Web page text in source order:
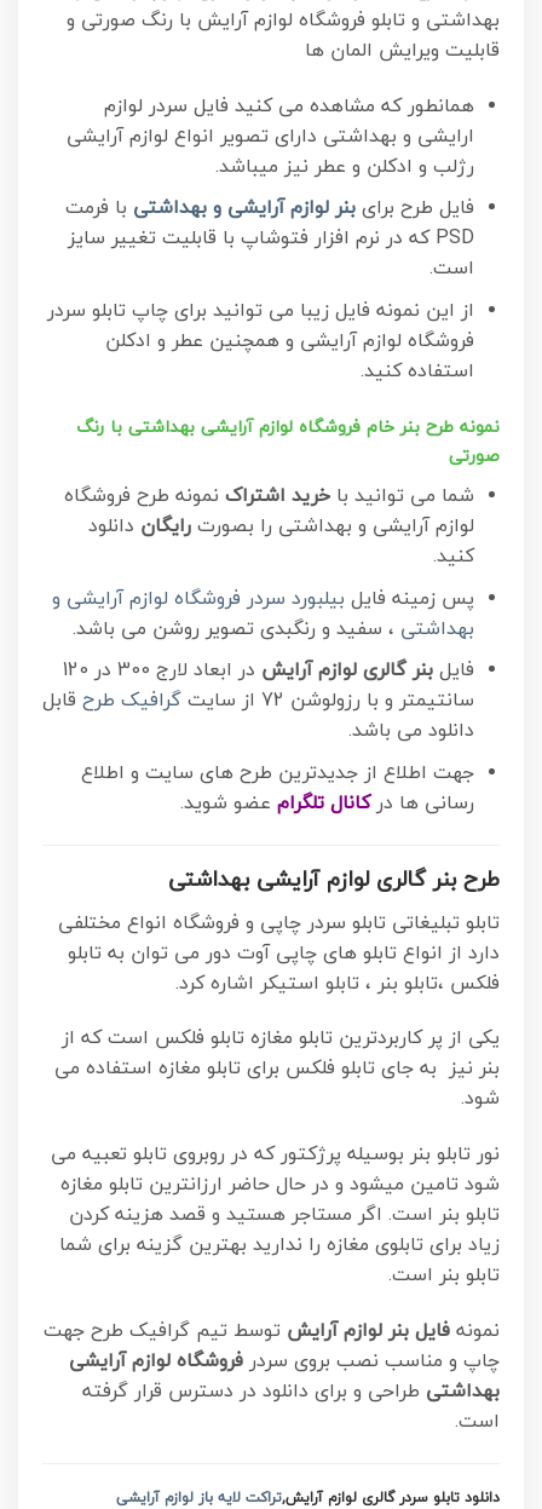
بهداشتی و تابلو فروشگاه لوازم آرایش با رنگ صورتی و
قابلیت ویرایش المان ها
همانطور که مشاهده می کنید فایل سردر لوازم
ارایشی و بهداشتی دارای تصویر انواع لوازم آرایشی
رژلب و ادکلن و عطر نیز میباشد.
فایل طرح برای بنر لوازم آرایشی و بهداشتی با فرمت
PSD که در نرم افزار فتوشاپ با قابلیت تغییر سایز
است.
از این نمونه فایل زیبا می توانید برای چاپ تابلو سردر
فروشگاه لوازم آرایشی و همچنین عطر و ادکلن
استفاده کنید.
نمونه طرح بنر خام فروشگاه لوازم آرایشی بهداشتی با رنگ
صورتی
شما می توانید با خرید اشتراکنمونه طرح فروشگاه
لوازم آرایشی و بهداشتی را بصورت رایگان دانلود
کنید.
پس زمینه فایل بیلبورد سردر فروشگاه لوازم آرایشی و
بهداشتی ، سفید و رنگبدی تصویر روشن می باشد.
فایل بنر گالری لوازم آرایش
در ابعاد لارج 300 در 120
سانتیمتر و با رزولوشن 72 از سایت
گرافیک طرحقابل
دانلود می باشد.
جهت اطلاع از جدیدترین طرح های سایت و اطلاع
رسانی ها درکانال تلگرامعضو شوید.
طرح بنر گالری لوازم آرایشی بهداشتی
تابلو تبلیغاتی تابلو سردر چاپی و فروشگاه انواع مختلفی
دارد از انواع تابلو های چاپی آوت دور می توان به تابلو
فلکس ،تابلو بنر ، تابلو استیکر اشاره کرد.
یکی از پر کاربردترین تابلو مغازه تابلو فلکس است که از
بنر نیز به جای تابلو فلکس برای تابلو مغازه استفاده می
شود.
نور تابلو بنر بوسیله پرژکتور که در روبروی تابلو تعبیه می
شود تامین میشود و در حال حاضر ارزانترین تابلو مغازه
تابلو بنر است. اگر مستاجر هستید و قصد هزینه کردن
زیاد برای تابلوی مغازه را ندارید بهترین گزینه برای شما
تابلو بنر است.
نمونه فایل بنر لوازم آرایش توسط تیم گرافیک طرح جهت
چاپ و مناسب نصب بروی سردر فروشگاه لوازم آرایشی
بهداشتی طراحی و برای دانلود در دسترس قرار گرفته
است.
دانلود تابلو سردر گالری لوازم آرایش,تراکت لایه باز لوازم آرایشی